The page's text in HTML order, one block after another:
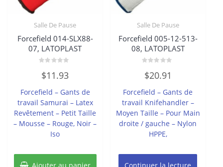
Salle De Pause
Forcefield 014-SLX88-
07, LATOPLAST
0
sur
$11.93
Forcefield – Gants de
travail Samurai – Latex
Revêtement – Petit Taille
– Mousse – Rouge, Noir –
Iso
Salle De Pause
Forcefield 005-12-513-
08, LATOPLAST
0
sur
$20.91
Forcefield – Gants de
travail Knifehandler –
Moyen Taille – Pour Main
droite / gauche – Nylon
HPPE,